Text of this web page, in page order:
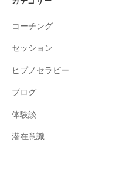
コーチング
セッション
ヒプノセラピー
ブログ
体験談
潜在意識